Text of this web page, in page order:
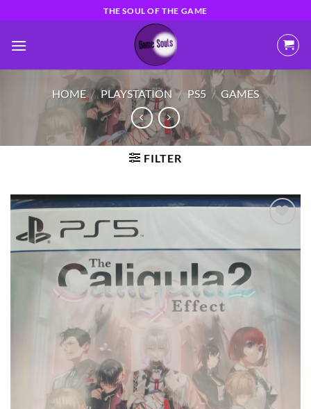
naar
inhoud
THE SOUL OF THE GAME
HOME / PLAYSTATION / PS5 / GAMES
FILTER
aan
verlanglijst